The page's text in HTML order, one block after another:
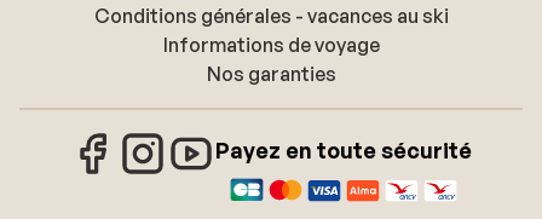
Conditions générales - vacances au ski
Informations de voyage
Nos garanties
Payez en toute sécurité